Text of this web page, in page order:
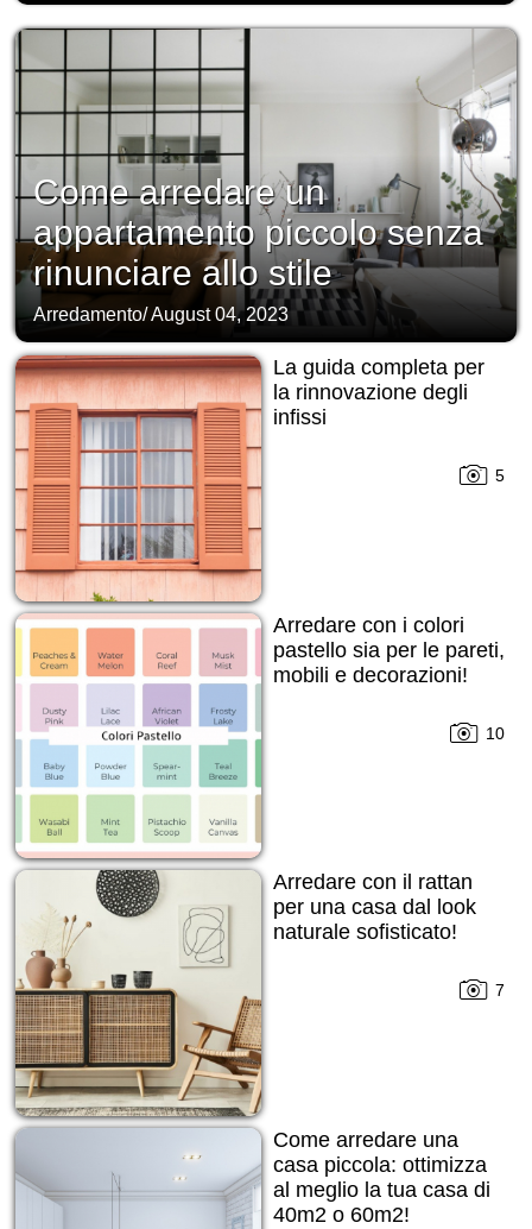
Come arredare un
appartamento piccolo senza
rinunciare allo stile
Arredamento/August 04, 2023
La guida completa per
la rinnovazione degli
infissi
5
Arredare con i colori
pastello sia per le pareti,
mobili e decorazioni!
10
Arredare con il rattan
per una casa dal look
naturale sofisticato!
7
Come arredare una
casa piccola: ottimizza
al meglio la tua casa di
40m2 o 60m2!